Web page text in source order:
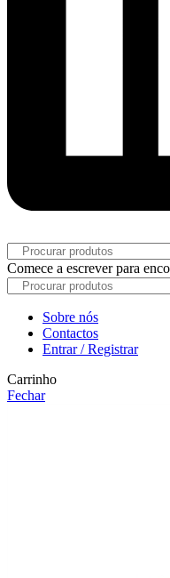
Comece a escrever para
Sobre nós
Contactos
Entrar / Registrar
Carrinho
Fechar